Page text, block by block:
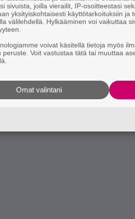
Ignatius -haastattelu löytyykin
vielä kaikki! JopaOskari
-podcastissa.
sivuista, joilla vierailit, IP-osoitteestasi
yksityiskohtaisesti käyttötarkoituksiin ja
välilehdellä. Hylkääminen voi vaikuttaa
voivat käsitellä tietoja myös
peruste. Voit vastustaa tätä tai muuttaa
Omat valintani